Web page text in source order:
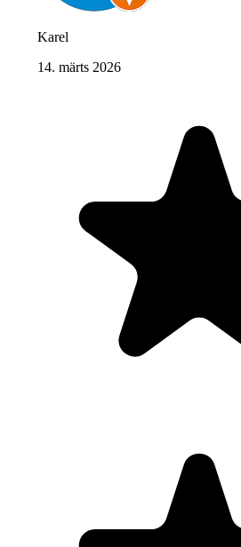
Karel
14. märts 2026